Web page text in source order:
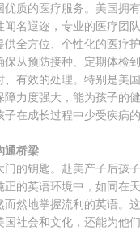
优质的医疗服务。美国拥
闻名遐迩，专业的医疗团
全方位、个性化的医疗护
保从预防接种、定期体检
、有效的处理。特别是美
障力度强大，能为孩子的
子在成长过程中少受疾病
通桥梁
门的钥匙。赴美产子后孩
正的英语环境中，如同在
而然地掌握流利的英语。
国社会和文化，还能为他